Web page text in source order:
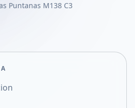
Puntanas M138 C3